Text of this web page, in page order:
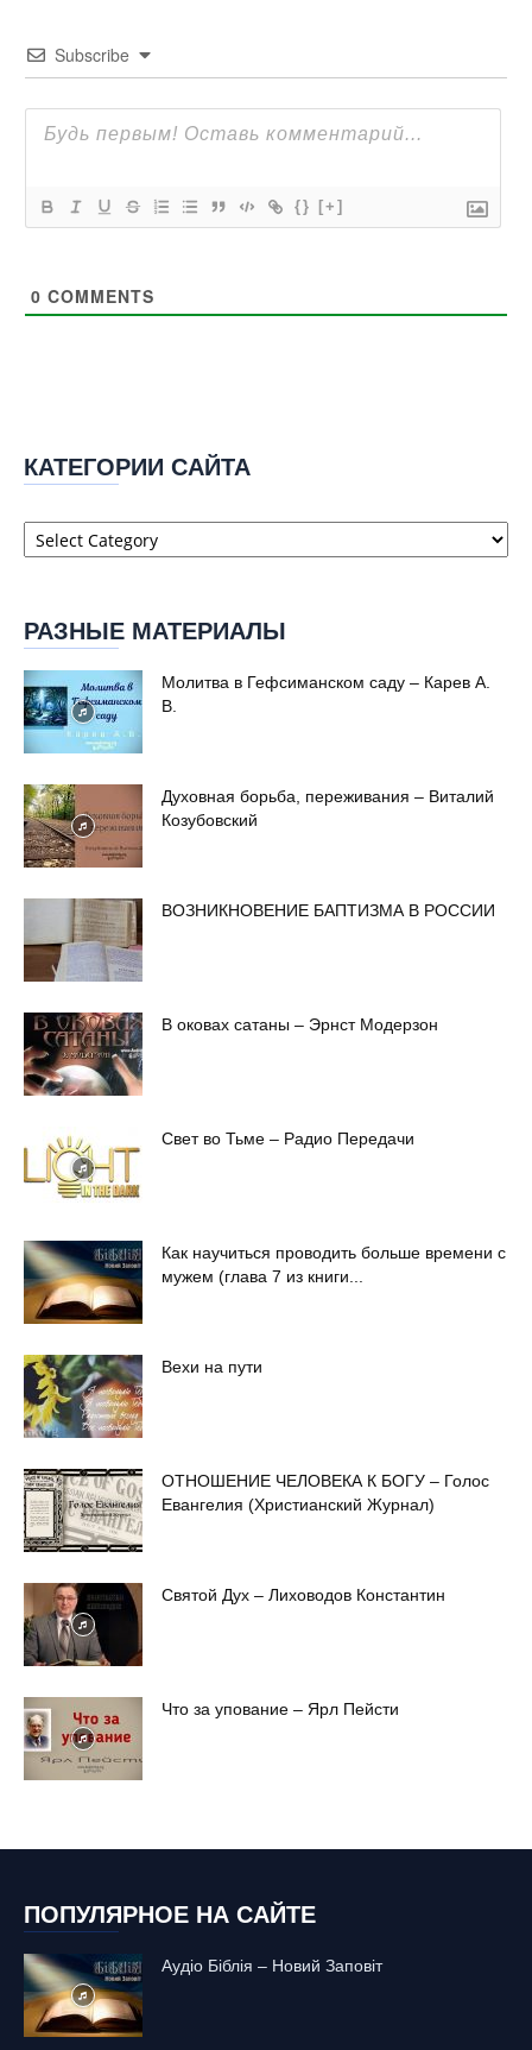
Subscribe
{} [+]
0 COMMENTS
КАТЕГОРИИ САЙТА
Категории
сайта
РАЗНЫЕ МАТЕРИАЛЫ
Молитва в Гефсиманском саду – Карев А.
В.
Духовная борьба, переживания – Виталий
Козубовский
ВОЗНИКНОВЕНИЕ БАПТИЗМА В РОССИИ
В оковах сатаны – Эрнст Модерзон
Свет во Тьме – Радио Передачи
Как научиться проводить больше времени с
мужем (глава 7 из книги...
Вехи на пути
ОТНОШЕНИЕ ЧЕЛОВЕКА К БОГУ – Голос
Евангелия (Христианский Журнал)
Святой Дух – Лиховодов Константин
Что за упование – Ярл Пейсти
ПОПУЛЯРНОЕ НА САЙТЕ
Аудіо Біблія – Новий Заповіт